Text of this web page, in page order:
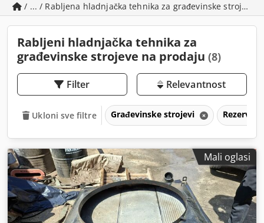
/ ... / Rabljena hladnjačka tehnika za građevinske strojeve
Rabljeni hladnjačka tehnika za
građevinske strojeve na prodaju (8)
Filter Relevantnost
Ukloni sve filtre Građevinske strojevi Rezervni
Mali oglasi